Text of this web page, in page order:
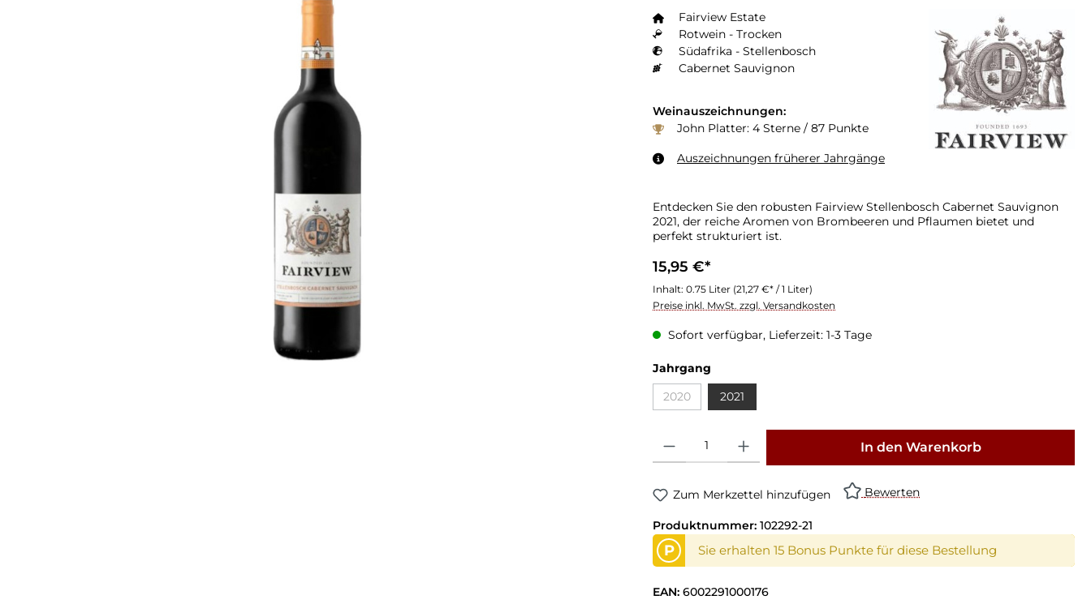
Fairview Estate
Rotwein - Trocken
Südafrika - Stellenbosch
Cabernet Sauvignon
Weinauszeichnungen:
John Platter: 4 Sterne / 87 Punkte
Auszeichnungen früherer Jahrgänge
Entdecken Sie den robusten Fairview Stellenbosch Cabernet Sauvignon
2021, der reiche Aromen von Brombeeren und Pflaumen bietet und
perfekt strukturiert ist.
15,95 €*
Inhalt: 0.75 Liter (21,27 €* / 1 Liter)
Preise inkl. MwSt. zzgl. Versandkosten
Sofort verfügbar, Lieferzeit: 1-3 Tage
Jahrgang
2020
2021
In den Warenkorb
Zum Merkzettel hinzufügen Bewerten
Produktnummer: 102292-21
P Sie erhalten 15 Bonus Punkte für diese Bestellung
EAN: 6002291000176